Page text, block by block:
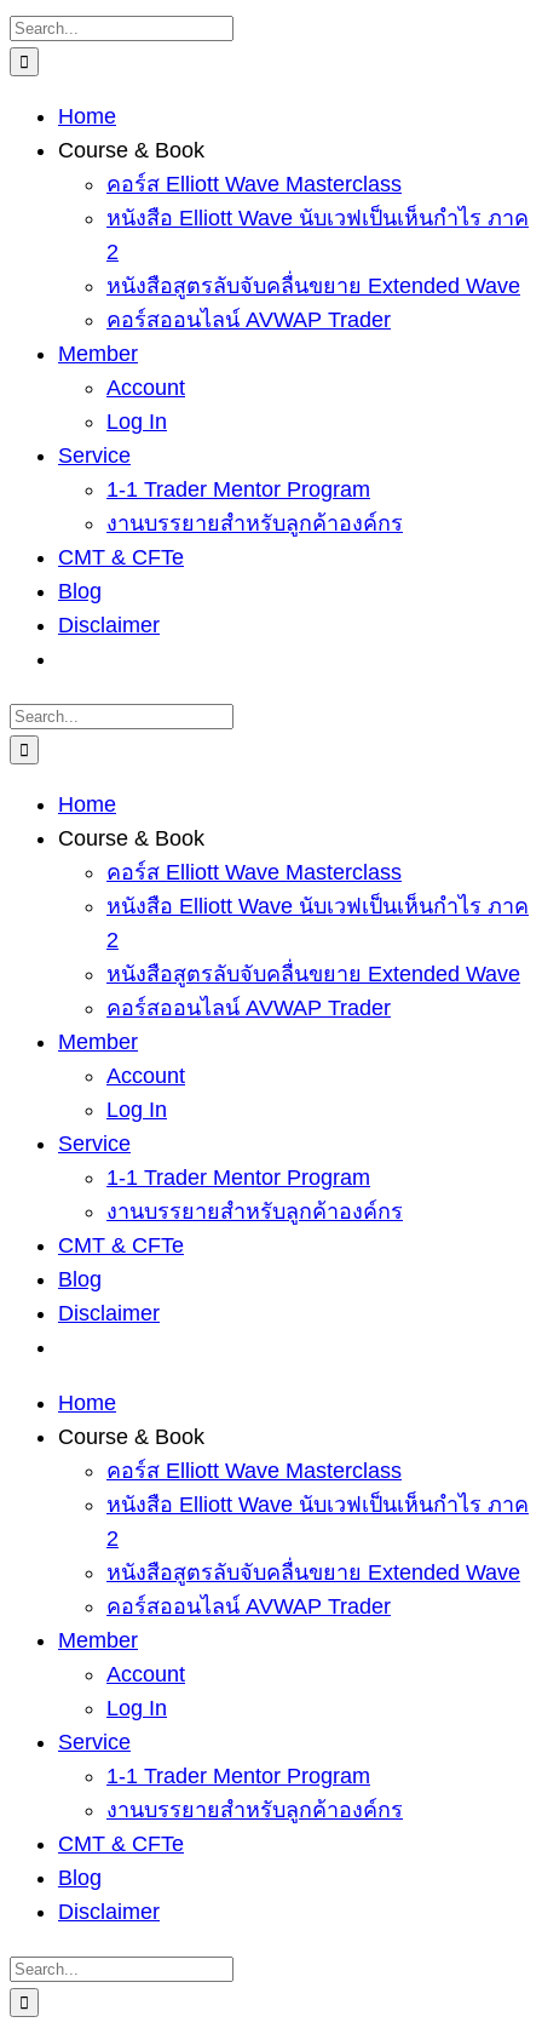
Skip
to
Search
for:
Home
Course & Book
คอร์ส Elliott Wave Masterclass
หนังสือ Elliott Wave นับเวฟเป็นเห็นกำไร ภาค
2
หนังสือสูตรลับจับคลื่นขยาย Extended Wave
คอร์สออนไลน์ AVWAP Trader
Member
Account
Log In
Service
1-1 Trader Mentor Program
งานบรรยายสำหรับลูกค้าองค์กร
CMT & CFTe
Blog
Disclaimer
Search
for:
Home
Course & Book
คอร์ส Elliott Wave Masterclass
หนังสือ Elliott Wave นับเวฟเป็นเห็นกำไร ภาค
2
หนังสือสูตรลับจับคลื่นขยาย Extended Wave
คอร์สออนไลน์ AVWAP Trader
Member
Account
Log In
Service
1-1 Trader Mentor Program
งานบรรยายสำหรับลูกค้าองค์กร
CMT & CFTe
Blog
Disclaimer
Home
Course & Book
คอร์ส Elliott Wave Masterclass
หนังสือ Elliott Wave นับเวฟเป็นเห็นกำไร ภาค
2
หนังสือสูตรลับจับคลื่นขยาย Extended Wave
คอร์สออนไลน์ AVWAP Trader
Member
Account
Log In
Service
1-1 Trader Mentor Program
งานบรรยายสำหรับลูกค้าองค์กร
CMT & CFTe
Blog
Disclaimer
Search
for: